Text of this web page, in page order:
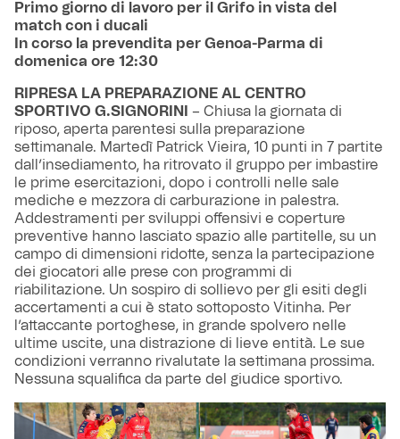
Primo giorno di lavoro per il Grifo in vista del
match con i ducali
In corso la prevendita per Genoa-Parma di
domenica ore 12:30
RIPRESA LA PREPARAZIONE AL CENTRO
SPORTIVO G.SIGNORINI
– Chiusa la giornata di
riposo, aperta parentesi sulla preparazione
settimanale. Martedì Patrick Vieira, 10 punti in 7 partite
dall’insediamento, ha ritrovato il gruppo per imbastire
le prime esercitazioni, dopo i controlli nelle sale
mediche e mezzora di carburazione in palestra.
Addestramenti per sviluppi offensivi e coperture
preventive hanno lasciato spazio alle partitelle, su un
campo di dimensioni ridotte, senza la partecipazione
dei giocatori alle prese con programmi di
riabilitazione. Un sospiro di sollievo per gli esiti degli
accertamenti a cui è stato sottoposto Vitinha. Per
l’attaccante portoghese, in grande spolvero nelle
ultime uscite, una distrazione di lieve entità. Le sue
condizioni verranno rivalutate la settimana prossima.
Nessuna squalifica da parte del giudice sportivo.